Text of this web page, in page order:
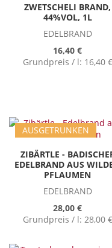
ZWETSCHELI BRAND,
44%VOL, 1L
EDELBRAND
16,40 €
Grundpreis / l: 16,40 €
AUSGETRUNKEN
ZIBÄRTLE -
EDELBRAND AUS
PFLAUMEN
EDELBRAND
28,00 €
Grundpreis / l: 28,00 €